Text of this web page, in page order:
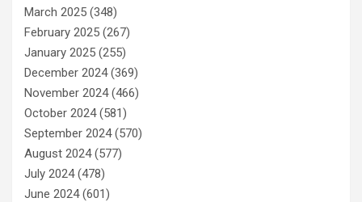
March 2025 (348)
February 2025 (267)
January 2025 (255)
December 2024(369)
November 2024(466)
October 2024(581)
September 2024(570)
August 2024(577)
July 2024(478)
June 2024(601)